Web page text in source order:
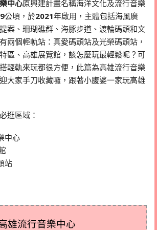
中心原興建計畫名稱海洋文化及流行音樂
公頃，於2021年啟用，主體包括海風廣
案、珊瑚礁群、海豚步道、渡輪碼頭和文
兩個輕軌站：真愛碼頭站及光榮碼頭站，
區、高雄展覽館，該怎麼玩最輕鬆呢？可
輕軌來玩都很方便，此篇為高雄流行音樂
大家手刀收藏囉，跟著小腹婆一家玩高雄
逛區域：
中心
站
雄流行音樂中心